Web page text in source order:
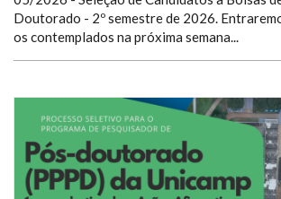
Doutorado - 2º semestre de 2026.
os contemplados na próxima semana...